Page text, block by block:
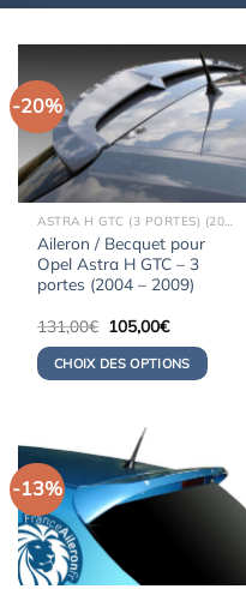
-20%
ASTRA H GTC (3 PORTES) (2005-2009)
Aileron / Becquet pour
Opel Astra H GTC – 3
portes (2004 – 2009)
131,00€ Le
prix
initial
était :
131,00€.
105,00€Le
actuel
est :
105,00€.
CHOIX DES OPTIONS
-13%